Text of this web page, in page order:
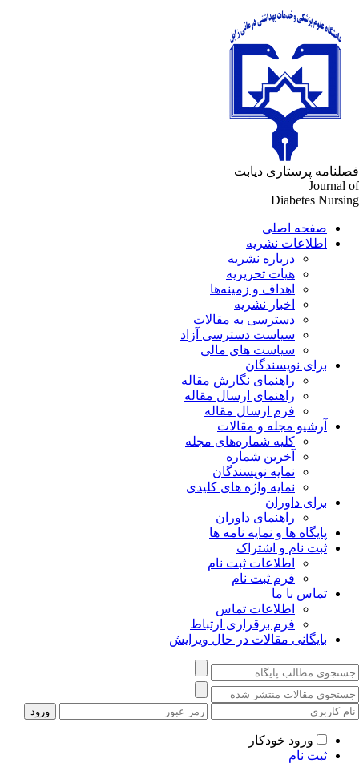
پرستاری دیابت
Journal
Diabetes
صفحه اصلی
اطلاعات نشریه
درباره نشریه
هیات تحریریه
اهداف و زمینه‌ها
اخبار نشریه
دسترسی به مقالات
سیاست دسترسی آزاد
سیاست های مالی
برای نویسندگان
راهنمای نگارش مقاله
راهنمای ارسال مقاله
فرم ارسال مقاله
آرشیو مجله و مقالات
کلیه شماره‌های مجله
آخرین شماره
نمایه نویسندگان
نمایه واژه های کلیدی
برای داوران
راهنمای داوران
پایگاه ها و نمایه نامه ها
ثبت نام و اشتراک
اطلاعات ثبت نام
فرم ثبت نام
تماس با ما
اطلاعات تماس
فرم برقراری ارتباط
بایگانی مقالات در حال ویرایش
ورود خودکار
ثبت نام